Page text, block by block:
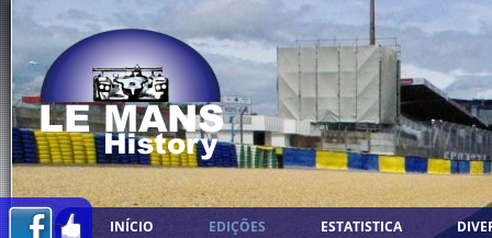
INÍCIO EDIÇÕES ESTATISTICA